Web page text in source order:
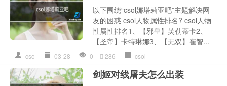
以下围绕“csol娜塔莉亚吧”主题解决网
友的困惑 csol人物属性排名? csol人物
性属性排名1、【邪皇】芙勒蒂卡2、
【圣帝】卡特琳娜3、【无双】崔智...
cso 03-28 0 286 csol
剑姬对线屠夫怎么出装